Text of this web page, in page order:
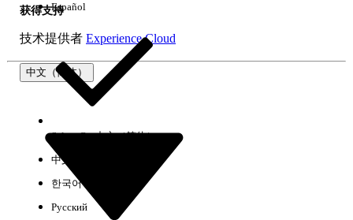
获得支持
技术提供者 Experience Cloud
中文（简体）
Español
Select Org中文（简体）
中文（繁体）
한국어
Русский